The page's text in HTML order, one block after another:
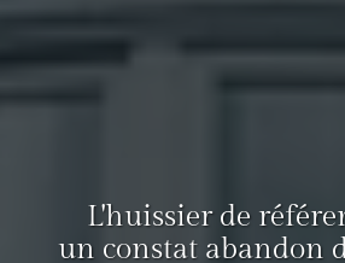
L'huissier de
un constat abandon